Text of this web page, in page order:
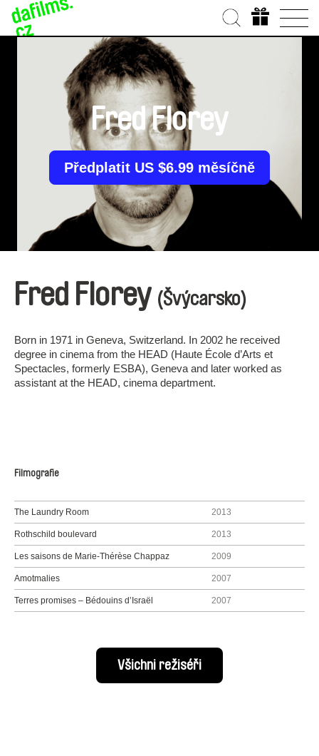
Fred Florey
Předplatit US $6.99 měsíčně
Fred Florey (Švýcarsko)
Born in 1971 in Geneva, Switzerland. In 2002 he received
degree in cinema from the HEAD (Haute École d’Arts et
Spectacles, formerly ESBA), Geneva and later worked as
assistant at the HEAD, cinema department.
Filmografie
The Laundry Room 2013
Rothschild boulevard 2013
Les saisons de Marie-Thérèse Chappaz 2009
Amotmalies 2007
Terres promises – Bédouins d’Israël 2007
Všichni režiséři